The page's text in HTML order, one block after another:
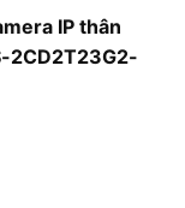
IP thân
2CD2T23G2-